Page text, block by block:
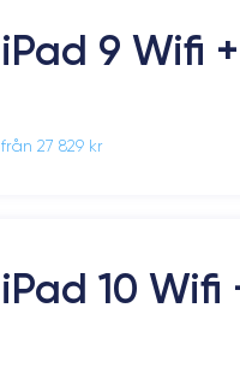
iPad 9 Wifi
från 27 829 kr
iPad 10 Wifi